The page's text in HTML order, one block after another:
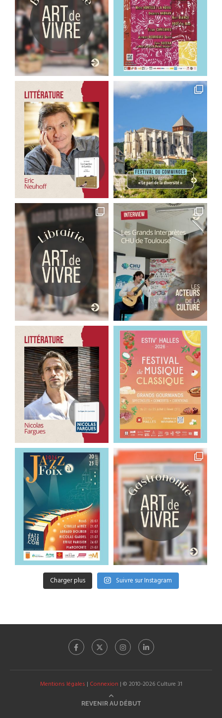
Charger plus Suivre sur Instagram
Mentions légales | Connexion | © 2010-2026 Culture 31
REVENIR AU DÉBUT